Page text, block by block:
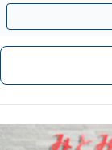
性も考慮し、ご意向